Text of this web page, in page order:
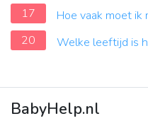
17
Hoe vaak moet
20
Welke leeftijd is
BabyHelp.nl